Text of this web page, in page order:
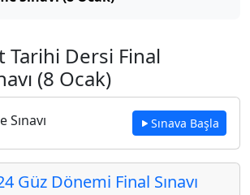
Tarihi Dersi Final
(8 Ocak)
Sınava Başla
Güz Dönemi Final Sınavı